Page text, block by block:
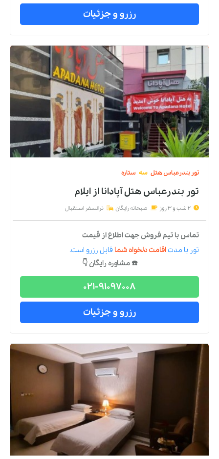
رزرو و جزئیات
تور بندرعباسهتل سه ستاره
تور بندرعباس هتل آپادانااز ایلام
2 شب و 3 روز صبحانه رایگان ترانسفر استقبال
تماس با تیم فروش جهت اطلاع از قیمت
تور با مدتاقامت دلخواه شما قابل رزرو است.
☎️ مشاوره رایگان 👇
021-91097008
رزرو و جزئیات